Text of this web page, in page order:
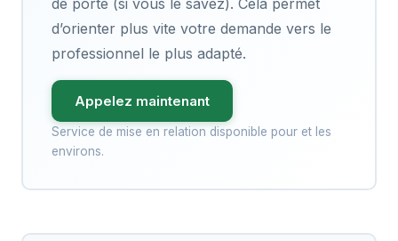
d’orienter plus vite votre demande vers le
professionnel le plus adapté.
Appelez maintenant
Service de mise en relation disponible pour et les
environs.